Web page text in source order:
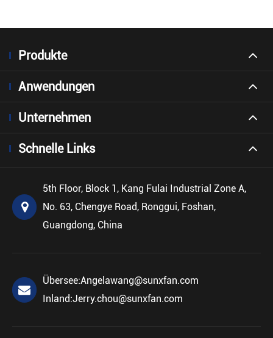
Produkte
Anwendungen
Unternehmen
Schnelle Links
5th Floor, Block 1, Kang Fulai Industrial Zone A,
No. 63, Chengye Road, Ronggui, Foshan,
Guangdong, China
Übersee:Angelawang@sunxfan.com
Inland:Jerry.chou@sunxfan.com